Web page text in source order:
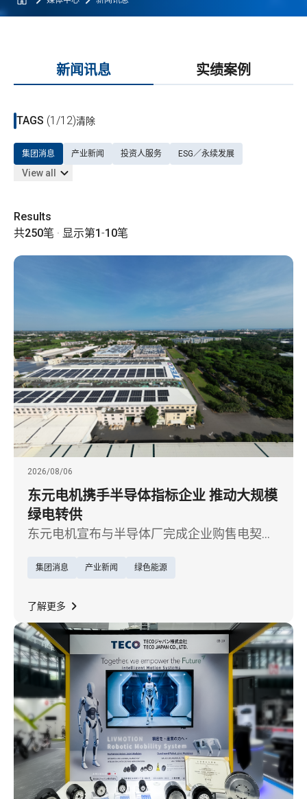
新闻讯息 实绩案例
TAGS (1/12)清除
集团消息 产业新闻 投资人服务 ESG／永续发展
View all
Results
共250笔 · 显示第1-10笔
2026/08/06
东元电机携手半导体指标企业 推动大规模
绿电转供
东元电机宣布与半导体厂完成企业购售电契约
要里程碑。
集团消息 产业新闻 绿色能源
了解更多